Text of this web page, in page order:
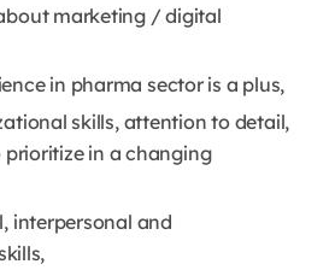
marketing / digital
in pharma sector is a plus,
skills, attention to detail,
in a changing
interpersonal and